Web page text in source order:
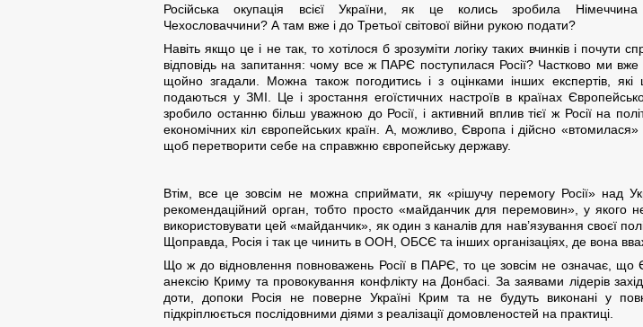
Російська окупація всієї України, як це колись зробила
Чехословаччини? А там вже і до Третьої світової війни рукою подати?
Навіть якщо це і не так, то хотілося б зрозуміти логіку таких вчинків і почути
відповідь на запитання: чому все ж ПАРЄ поступилася Росії? Частково ми
щойно згадали. Можна також погодитись і з оцінками інших експертів, які
подаються у ЗМІ. Це і зростання егоїстичних настроїв в країнах
зробило останню більш уважною до Росії, і активний вплив тієї ж Росії на
економічних кіл європейських країн. А, можливо, Європа і дійсно
щоб перетворити себе на справжню європейську державу.
Втім, все це зовсім не можна сприймати, як «рішучу перемогу Росії» над
рекомендаційний орган, тобто просто «майданчик для перемовин», у якого
використовувати цей «майданчик», як один з каналів для нав’язування своєї
Щоправда, Росія і так це чинить в ООН, ОБСЄ та інших організаціях, де вона
Що ж до відновлення повноважень Росії в ПАРЄ, то це зовсім не означає, що
анексію Криму та провокування конфлікту на Донбасі. За заявами лідерів
доти, допоки Росія не поверне Україні Крим та не будуть виконані у
підкріплюється послідовними діями з реалізації домовленостей на практиці.